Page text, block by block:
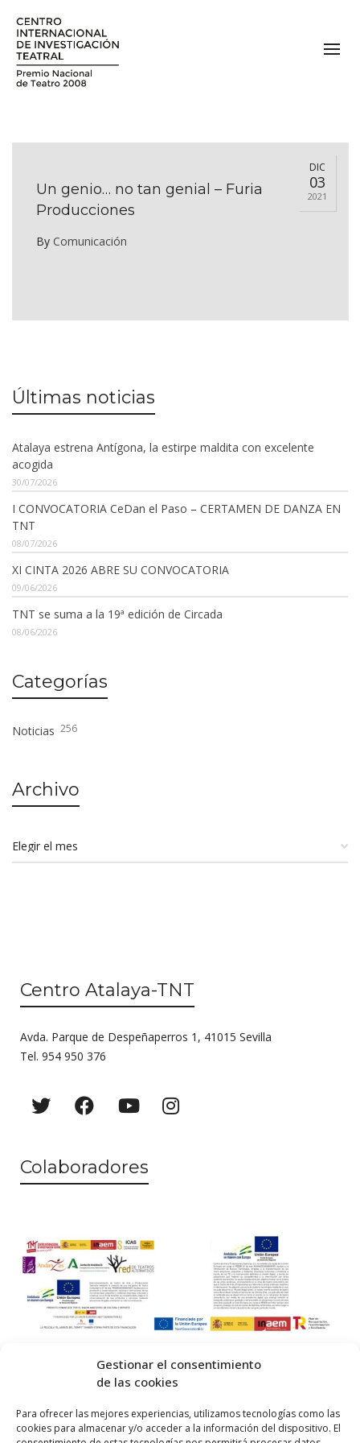
Gestionar el consentimiento
de las cookies
Para ofrecer las mejores experiencias, utilizamos tecnologías como las
cookies para almacenar y/o acceder a la información del dispositivo. El
DIC
03
2021
Un genio… no tan genial – Furia
Producciones
By Comunicación
Últimas noticias
Atalaya estrena Antígona, la estirpe maldita con excelente
acogida
30/07/2026
I CONVOCATORIA CeDan el Paso – CERTAMEN DE DANZA EN
TNT
08/07/2026
XI CINTA 2026 ABRE SU CONVOCATORIA
09/06/2026
TNT se suma a la 19ª edición de Circada
08/06/2026
Categorías
Noticias 256
Archivo
Centro Atalaya-TNT
Avda. Parque de Despeñaperros 1, 41015 Sevilla
Tel. 954 950 376
Colaboradores
by QM.